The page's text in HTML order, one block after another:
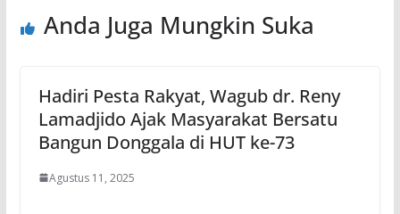
Anda Juga Mungkin Suka
Hadiri Pesta Rakyat, Wagub dr. Reny
Lamadjido Ajak Masyarakat Bersatu
Bangun Donggala di HUT ke-73
Agustus 11, 2025